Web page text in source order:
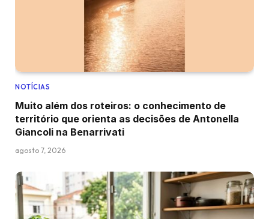
NOTÍCIAS
Muito além dos roteiros: o conhecimento de
território que orienta as decisões de Antonella
Giancoli na Benarrivati
agosto 7, 2026